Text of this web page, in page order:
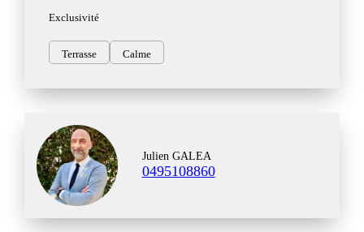
Exclusivité
Terrasse Calme
Julien GALEA
0495108860